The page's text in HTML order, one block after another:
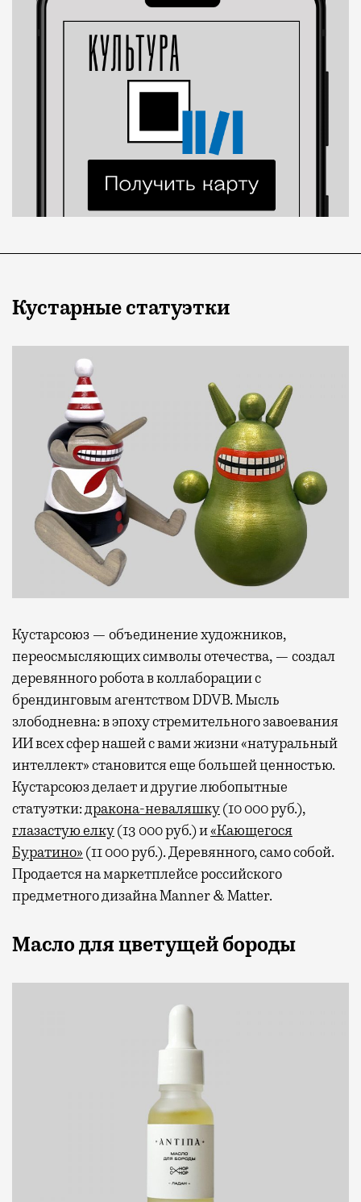
Кустарные статуэтки
Кустарсоюз — объединение художников,
переосмысляющих символы отечества, — создал
деревянного робота в коллаборации с
брендинговым агентством DDVB. Мысль
злободневна: в эпоху стремительного завоевания
ИИ всех сфер нашей с вами жизни «натуральный
интеллект» становится еще большей ценностью.
Кустарсоюз делает и другие любопытные
статуэтки:дракона-неваляшку(10 000 руб.),
глазастую елку(13 000 руб.) и«Кающегося
Буратино» (11 000 руб.). Деревянного, само собой.
Продается на маркетплейсе российского
предметного дизайна Manner & Matter.
Масло для цветущей бороды